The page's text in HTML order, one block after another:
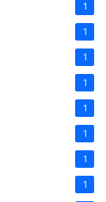
1
1
1
1
1
1
1
1